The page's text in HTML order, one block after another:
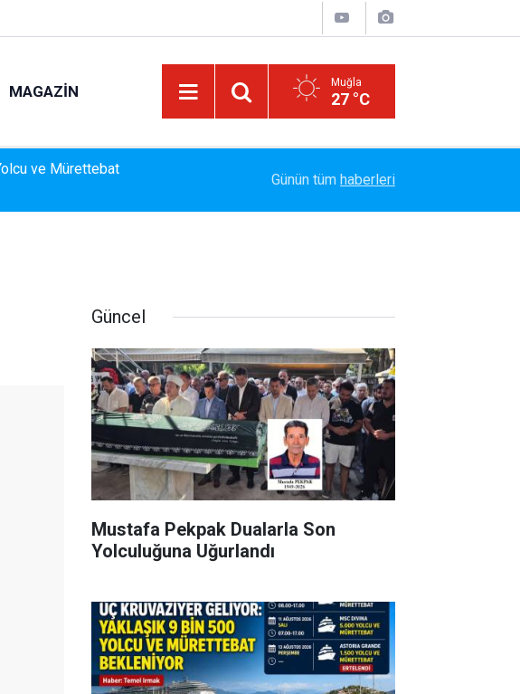
MAGAZIN Muğla
27 °C
Bayram Arıcı: "Biz Bir Aileyiz" Anlayışıyla 12
Günün tüm haberleri
Güncel
Mustafa Pekpak Dualarla Son
Yolculuğuna Uğurlandı